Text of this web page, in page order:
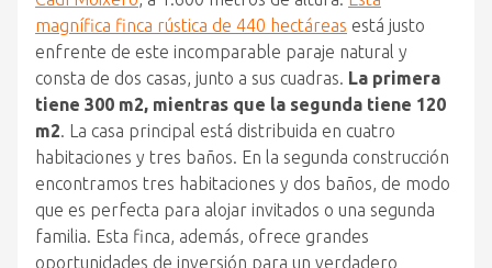
magnífica finca rústica de 440 hectáreas está justo
enfrente de este incomparable paraje natural y
consta de dos casas, junto a sus cuadras. La primera
tiene 300 m2, mientras que la segunda tiene 120
m2. La casa principal está distribuida en cuatro
habitaciones y tres baños. En la segunda construcción
encontramos tres habitaciones y dos baños, de modo
que es perfecta para alojar invitados o una segunda
familia. Esta finca, además, ofrece grandes
oportunidades de inversión para un verdadero